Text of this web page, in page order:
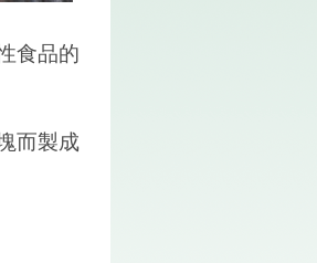
食品的
而製成